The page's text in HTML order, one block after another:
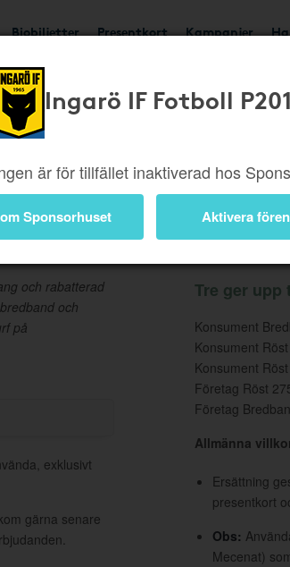
Biobiljetter Presentkort Kampanjer
Ingarö IF Fotboll
är för tillfället inaktiverad hos
Sponsorhuset Aktivera
och rabatterad
och
på
exklusivt
gärna senare
Tre ger upp
Konsument
Konsument
Konsument
Företag Röst
Företag
Allmänna
Ersättning
presentkort
Obs:
Mecenat)